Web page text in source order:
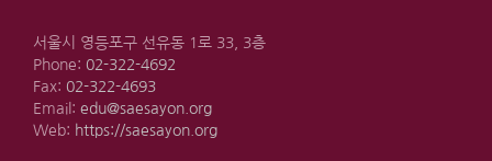
서울시 영등포구 선유동 1로 33, 3층
Phone: 02-322-4692
Fax: 02-322-4693
Email: edu@saesayon.org
Web: https://saesayon.org